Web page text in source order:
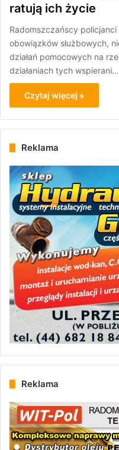
ratują ich życie
Radomszczańscy
obowiązków służbowych,
działań pomocowych na
działaniach tych wspierani…
Czytaj więcej »
Reklama
Reklama